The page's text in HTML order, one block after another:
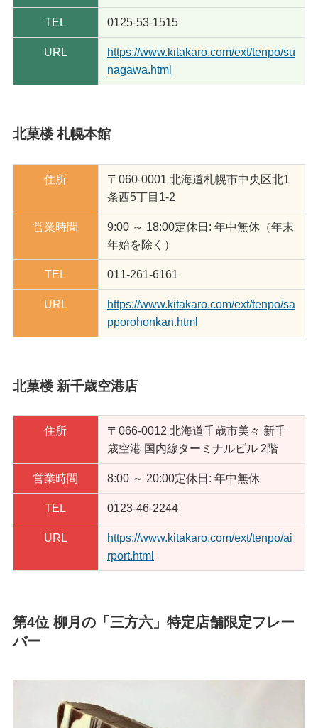
TEL 0125-53-1515
URL
https://www.kitakaro.com/ext/tenpo/su
nagawa.html
北菓楼 札幌本館
住所
〒060-0001 北海道札幌市中央区北1
条西5丁目1-2
営業時間
9:00 ～ 18:00定休日: 年中無休（年末
年始を除く）
TEL 011-261-6161
URL
https://www.kitakaro.com/ext/tenpo/sa
pporohonkan.html
北菓楼 新千歳空港店
住所
〒066-0012 北海道千歳市美々 新千
歳空港 国内線ターミナルビル 2階
営業時間 8:00 ～ 20:00定休日: 年中無休
TEL 0123-46-2244
URL
https://www.kitakaro.com/ext/tenpo/ai
rport.html
第4位 柳月の「三方六」特定店舗限定フレー
バー